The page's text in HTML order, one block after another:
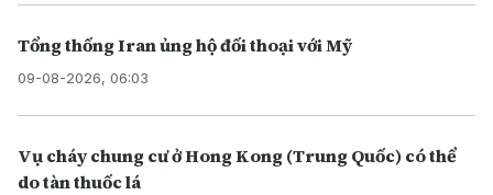
Tổng thống Iran ủng hộ đối thoại với Mỹ
09-08-2026, 06:03
Vụ cháy chung cư ở Hong Kong (Trung Quốc) có thể
do tàn thuốc lá